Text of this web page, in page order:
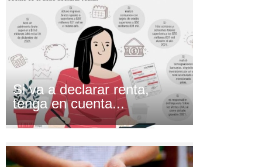
Si va a declarar renta,
tenga en cuenta...